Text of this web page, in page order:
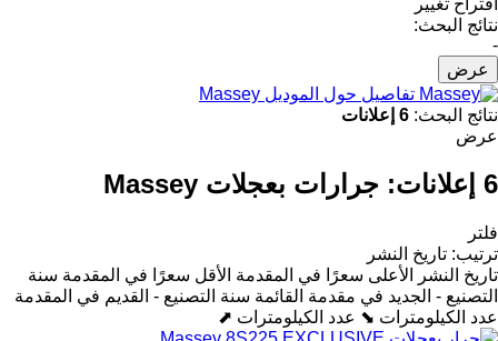
نتائج البحث:
-
عرض
تفاصيل حول الموديل Massey
نتائج البحث: 6 إعلانات
عرض
6 إعلانات: جرارات بعجلات Massey
فلتر
ترتيب: تاريخ النشر
تاريخ النشر
الأعلى سعرًا في المقدمة الأقل سعرًا في المقدمة سنة
التصنيع - الجديد في مقدمة القائمة سنة التصنيع - القديم في المقدمة
عدد الكيلومترات ⬊ عدد الكيلومترات ⬈